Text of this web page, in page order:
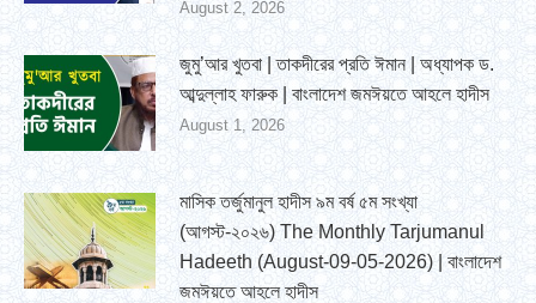
August 2, 2026
জুমু’আর খুতবা | তাকদীরের প্রতি ঈমান | অধ্যাপক ড.
আব্দুল্লাহ ফারুক | বাংলাদেশ জমঈয়তে আহলে হাদীস
August 1, 2026
মাসিক তর্জুমানুল হাদীস ৯ম বর্ষ ৫ম সংখ্যা
(আগস্ট-২০২৬) The Monthly Tarjumanul
Hadeeth (August-09-05-2026) | বাংলাদেশ
জমঈয়তে আহলে হাদীস